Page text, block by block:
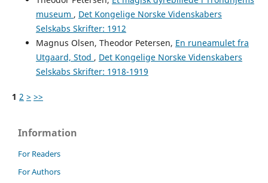
museum , Det Kongelige Norske Videnskabers
Selskabs Skrifter: 1912
Magnus Olsen, Theodor Petersen, En runeamulet fra
Utgaard, Stod , Det Kongelige Norske Videnskabers
Selskabs Skrifter: 1918-1919
1 2 > >>
Information
For Readers
For Authors